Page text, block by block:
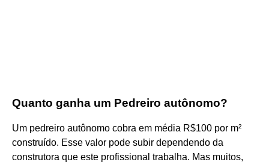
Quanto ganha um Pedreiro autônomo?
Um pedreiro autônomo cobra em média R$100 por m²
construído. Esse valor pode subir dependendo da
construtora que este profissional trabalha. Mas muitos,